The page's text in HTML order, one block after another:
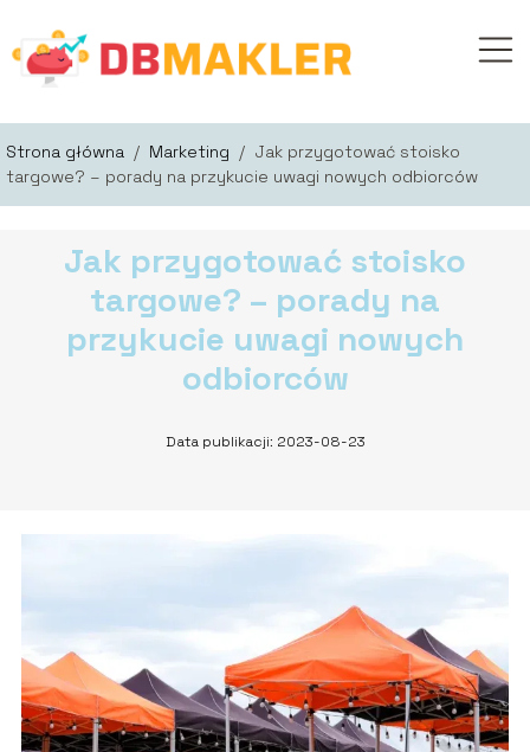
Strona główna / Marketing / Jak przygotować stoisko
targowe? – porady na przykucie uwagi nowych odbiorców
Jak przygotować stoisko
targowe? – porady na
przykucie uwagi nowych
odbiorców
Data publikacji: 2023-08-23